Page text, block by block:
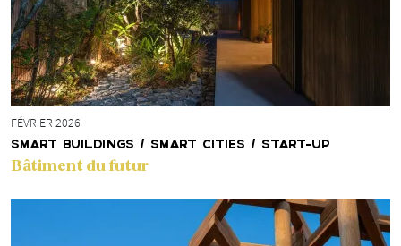
FÉVRIER 2026
SMART BUILDINGS / SMART CITIES / START-UP
Bâtiment du futur